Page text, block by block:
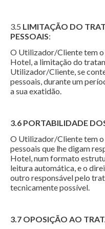
3.5 LIMITAÇÃO DO
PESSOAIS:
O Utilizador/Cliente tem
Hotel, a limitação do
Utilizador/Cliente, se
pessoais, durante um
a sua exatidão.
3.6 PORTABILIDADE
O Utilizador/Cliente tem
pessoais que lhe digam
Hotel, num formato
leitura automática, e o
outro responsável pelo
tecnicamente possível.
3.7 OPOSIÇÃO AO